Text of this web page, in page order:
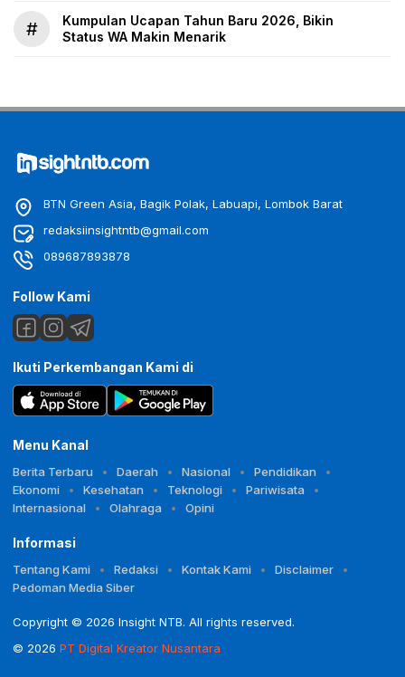
#
Kumpulan Ucapan Tahun Baru 2026, Bikin
Status WA Makin Menarik
BTN Green Asia, Bagik Polak, Labuapi, Lombok Barat
redaksiinsightntb@gmail.com
089687893878
Follow Kami
Ikuti Perkembangan Kami di
Menu Kanal
Berita Terbaru Daerah Nasional
Pendidikan
Ekonomi
Kesehatan Teknologi
Pariwisata
Internasional
Olahraga Opini
Informasi
Tentang Kami Redaksi Kontak Kami
Disclaimer
Pedoman Media Siber
Copyright © 2026 Insight NTB. All rights reserved.
© 2026 PT Digital Kreator Nusantara